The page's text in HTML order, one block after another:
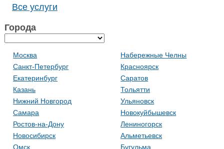
Все услуги
Города
Москва
Санкт-Петербург
Екатеринбург
Казань
Нижний Новгород
Самара
Ростов-на-Дону
Новосибирск
Омск
Набережные Челны
Красноярск
Саратов
Тольятти
Ульяновск
Новокуйбышевск
Лениногорск
Альметьевск
Бугульма